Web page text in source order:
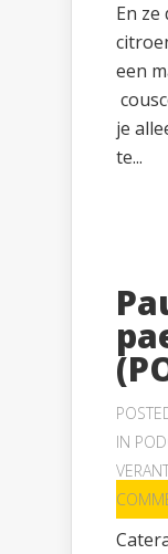
En ze
een
je
te...
IN